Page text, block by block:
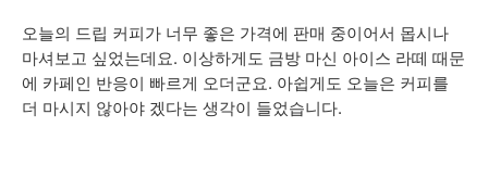
오늘의 드립 커피가 너무 좋은 가격에 판매 중이어서 몹시나
마셔보고 싶었는데요. 이상하게도 금방 마신 아이스 라떼 때문
에 카페인 반응이 빠르게 오더군요. 아쉽게도 오늘은 커피를
더 마시지 않아야 겠다는 생각이 들었습니다.